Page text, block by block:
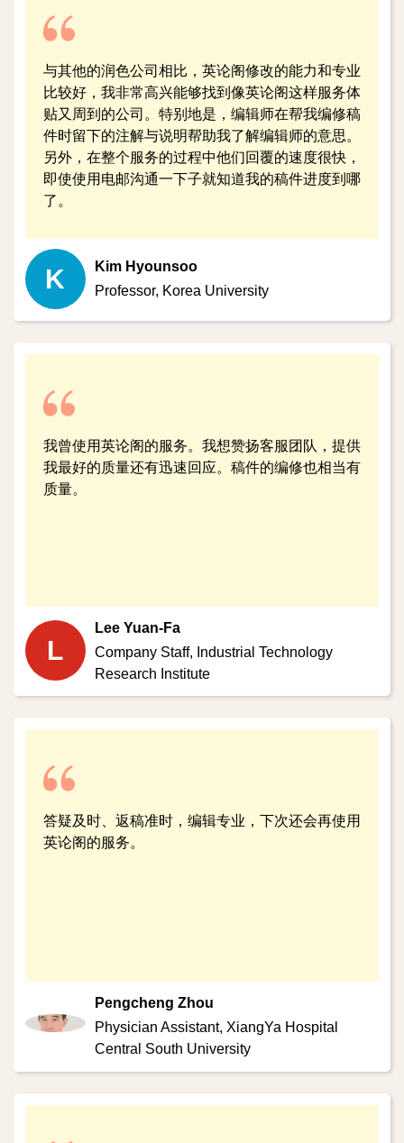
与其他的润色公司相比，英论阁修改的能力和专业
比较好，我非常高兴能够找到像英论阁这样服务体
贴又周到的公司。特别地是，编辑师在帮我编修稿
件时留下的注解与说明帮助我了解编辑师的意思。
另外，在整个服务的过程中他们回覆的速度很快，
即使使用电邮沟通一下子就知道我的稿件进度到哪
了。
K
Kim Hyounsoo
Professor, Korea University
我曾使用英论阁的服务。我想赞扬客服团队，提供
我最好的质量还有迅速回应。稿件的编修也相当有
质量。
L
Lee Yuan-Fa
Company Staff, Industrial Technology
Research Institute
答疑及时、返稿准时，编辑专业，下次还会再使用
英论阁的服务。
Pengcheng Zhou
Physician Assistant, XiangYa Hospital
Central South University